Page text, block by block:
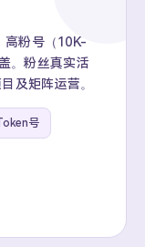
高粉号（10K-
。粉丝真实活
及矩阵运营。
号